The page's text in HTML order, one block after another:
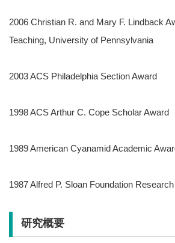
2006 Christian R. and Mary F. Lindback
Teaching, University of Pennsylvania
2003 ACS Philadelphia Section Award
1998 ACS Arthur C. Cope Scholar Award
1989 American Cyanamid Academic
1987 Alfred P. Sloan Foundation
研究概要